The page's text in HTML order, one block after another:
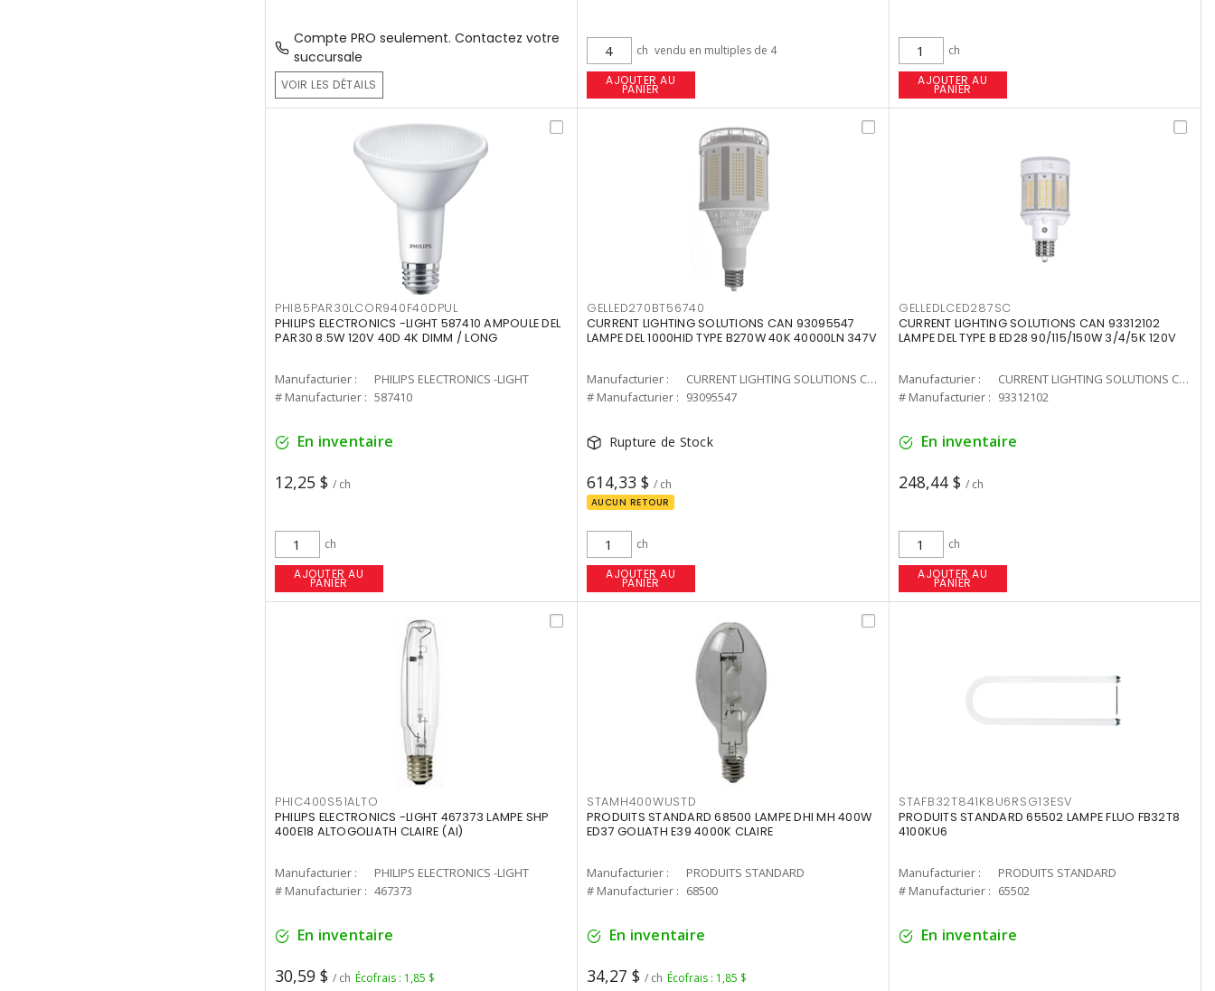
Compte PRO seulement. Contactez votre
succursale
VOIR LES DÉTAILS
ch vendu en multiples de 4
AJOUTER AU
PANIER
ch
AJOUTER AU
PANIER
PHI85PAR30LCOR940F40DPUL
PHILIPS ELECTRONICS -LIGHT 587410 AMPOULE DEL
PAR30 8.5W 120V 40D 4K DIMM / LONG
Manufacturier :
PHILIPS ELECTRONICS -LIGHT
# Manufacturier : 587410
En inventaire
12,25 $ / ch
ch
AJOUTER AU
PANIER
GELLED270BT56740
CURRENT LIGHTING SOLUTIONS CAN 93095547
LAMPE DEL 1000HID TYPE B270W 40K 40000LN 347V
Manufacturier :
CURRENT LIGHTING SOLUTIONS CAN
# Manufacturier : 93095547
Rupture de Stock
614,33 $ / ch
AUCUN RETOUR
ch
AJOUTER AU
PANIER
GELLEDLCED287SC
CURRENT LIGHTING SOLUTIONS CAN 93312102
LAMPE DEL TYPE B ED28 90/115/150W 3/4/5K 120V
Manufacturier :
CURRENT LIGHTING SOLUTIONS CAN
# Manufacturier : 93312102
En inventaire
248,44 $ / ch
ch
AJOUTER AU
PANIER
PHIC400S51ALTO
PHILIPS ELECTRONICS -LIGHT 467373 LAMPE SHP
400E18 ALTOGOLIATH CLAIRE (AI)
Manufacturier :
PHILIPS ELECTRONICS -LIGHT
# Manufacturier : 467373
En inventaire
30,59 $ / ch Écofrais : 1,85 $
STAMH400WUSTD
PRODUITS STANDARD 68500 LAMPE DHI MH 400W
ED37 GOLIATH E39 4000K CLAIRE
Manufacturier :
PRODUITS STANDARD
# Manufacturier : 68500
En inventaire
34,27 $ / ch Écofrais : 1,85 $
STAFB32T841K8U6RSG13ESV
PRODUITS STANDARD 65502 LAMPE FLUO FB32T8
4100KU6
Manufacturier :
PRODUITS STANDARD
# Manufacturier : 65502
En inventaire